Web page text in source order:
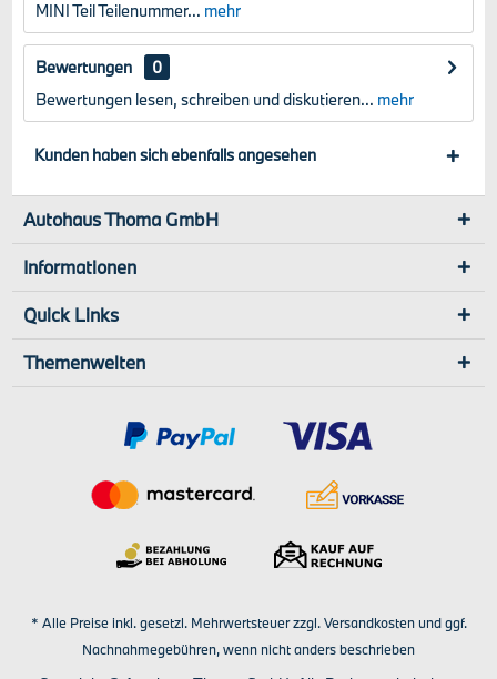
MINI Teil Teilenummer... mehr
Bewertungen
0
Bewertungen lesen, schreiben und diskutieren... mehr
Kunden haben sich ebenfalls angesehen
Autohaus Thoma GmbH
Informationen
Quick Links
Themenwelten
* Alle Preise inkl. gesetzl. Mehrwertsteuer zzgl.Versandkostenund ggf.
Nachnahmegebühren, wenn nicht anders beschrieben